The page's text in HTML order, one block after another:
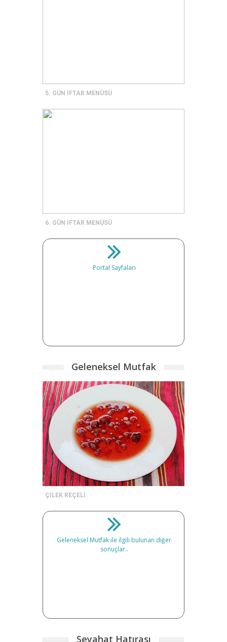
5. GÜN İFTAR MENÜSÜ
6. GÜN İFTAR MENÜSÜ
Portal Sayfaları
Geleneksel Mutfak
ÇİLEK REÇELİ
Geleneksel Mutfak ile ilgili bulunan diğer
sonuçlar..
Seyahat Hatırası